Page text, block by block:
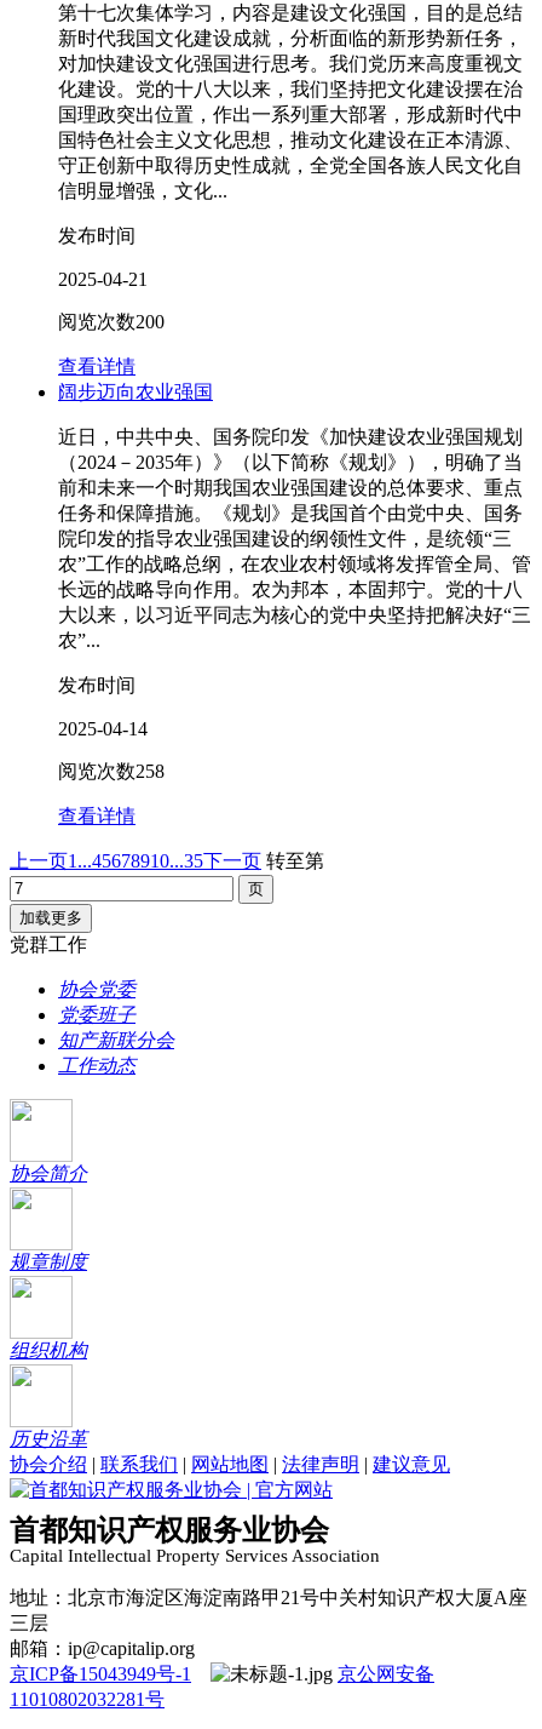
第十七次集体学习，内容是建设文化强国，目的是总结
新时代我国文化建设成就，分析面临的新形势新任务，
对加快建设文化强国进行思考。我们党历来高度重视文
化建设。党的十八大以来，我们坚持把文化建设摆在治
国理政突出位置，作出一系列重大部署，形成新时代中
国特色社会主义文化思想，推动文化建设在正本清源、
守正创新中取得历史性成就，全党全国各族人民文化自
信明显增强，文化...
发布时间
2025-04-21
阅览次数200
查看详情
阔步迈向农业强国
近日，中共中央、国务院印发《加快建设农业强国规划
（2024－2035年）》（以下简称《规划》），明确了当
前和未来一个时期我国农业强国建设的总体要求、重点
任务和保障措施。《规划》是我国首个由党中央、国务
院印发的指导农业强国建设的纲领性文件，是统领“三
农”工作的战略总纲，在农业农村领域将发挥管全局、管
长远的战略导向作用。农为邦本，本固邦宁。党的十八
大以来，以习近平同志为核心的党中央坚持把解决好“三
农”...
发布时间
2025-04-14
阅览次数258
查看详情
上一页1...45678910...35下一页 转至第
加载更多
党群工作
协会党委
党委班子
知产新联分会
工作动态
协会简介
规章制度
组织机构
历史沿革
协会介绍 | 联系我们 | 网站地图 | 法律声明 | 建议意见
首都知识产权服务业协会
Capital Intellectual Property Services Association
地址：北京市海淀区海淀南路甲21号中关村知识产权大厦A座
三层
邮箱：ip@capitalip.org
京ICP备15043949号-1
京公网安备
11010802032281号